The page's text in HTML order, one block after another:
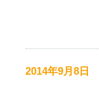
2014年9月8日